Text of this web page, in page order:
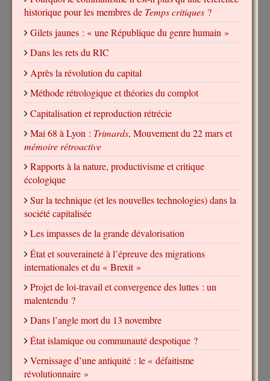
historique pour les membres de Temps critiques ?
Gilets jaunes : « une République du genre humain »
Dans les rets du RIC
Après la révolution du capital
Méthode rétrologique et théories du complot
Capitalisation et reproduction rétrécie
Mai 68 à Lyon : Trimards, Mouvement du 22 mars et
mémoire rétroactive
Rapports à la nature, productivisme et critique
écologique
Sur la technique (et les nouvelles technologies) dans la
société capitalisée
Les impasses de la grande dévalorisation
État et souveraineté à l’épreuve des migrations
internationales et du « Brexit »
Projet de loi-travail et convergence des luttes : un
malentendu ?
Dans l’angle mort du 13 novembre
État islamique ou communauté despotique ?
Vernissage d’une antiquité : le « défaitisme
révolutionnaire »